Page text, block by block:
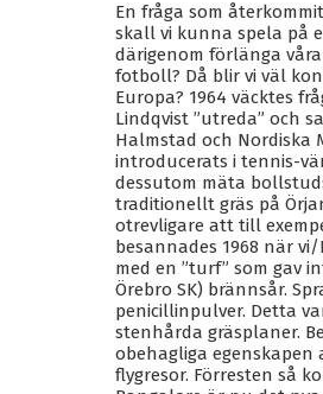
En fråga som
skall vi kunna spela på
därigenom förlänga
fotboll? Då blir vi väl
Europa? 1964 väcktes
Lindqvist ”utreda” och
Halmstad och Nordiska
introducerats i tennis-
dessutom mäta
traditionellt gräs på
otrevligare att till
besannades 1968 när
med en ”turf” som gav
Örebro SK) brännsår.
penicillinpulver. Detta
stenhårda gräsplaner.
obehagliga
flygresor. Förresten så